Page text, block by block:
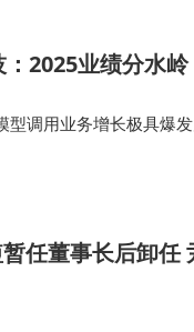
2025业绩分水
型调用业务增长极具爆
的具身智能企业拿到头
任董事长后卸任